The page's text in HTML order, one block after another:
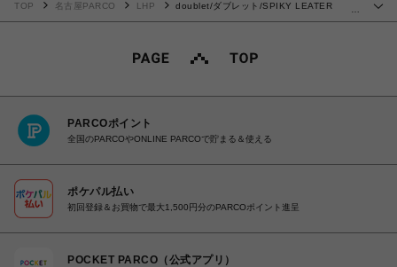
…
TOP 名古屋PARCO LHP
doublet/ダブレット/SPIKY LEATER
PARCOポイント
全国のPARCOやONLINE PARCOで貯まる＆使える
ポケパル払い
初回登録＆お買物で最大1,500円分のPARCOポイント進呈
POCKET PARCO（公式アプリ）